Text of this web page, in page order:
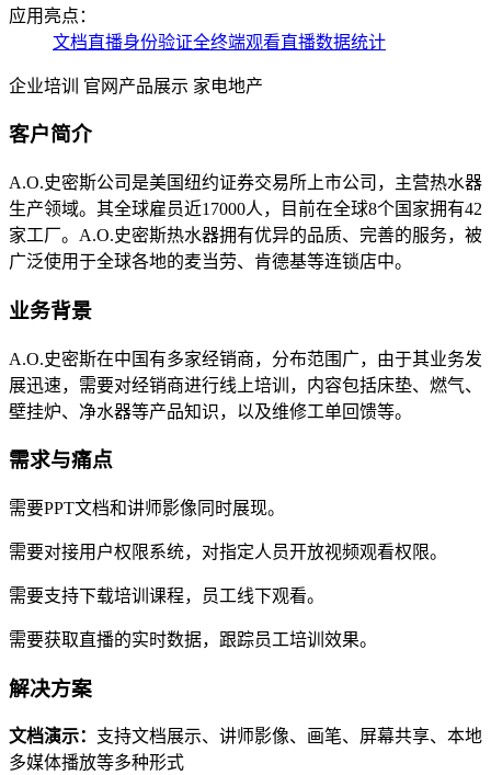
应用亮点：
文档直播身份验证全终端观看直播数据统计
企业培训 官网产品展示 家电地产
客户简介
A.O.史密斯公司是美国纽约证券交易所上市公司，主营热水器
生产领域。其全球雇员近17000人，目前在全球8个国家拥有42
家工厂。A.O.史密斯热水器拥有优异的品质、完善的服务，被
广泛使用于全球各地的麦当劳、肯德基等连锁店中。
业务背景
A.O.史密斯在中国有多家经销商，分布范围广，由于其业务发
展迅速，需要对经销商进行线上培训，内容包括床垫、燃气、
壁挂炉、净水器等产品知识，以及维修工单回馈等。
需求与痛点
需要PPT文档和讲师影像同时展现。
需要对接用户权限系统，对指定人员开放视频观看权限。
需要支持下载培训课程，员工线下观看。
需要获取直播的实时数据，跟踪员工培训效果。
解决方案
文档演示： 支持文档展示、讲师影像、画笔、屏幕共享、本地
多媒体播放等多种形式